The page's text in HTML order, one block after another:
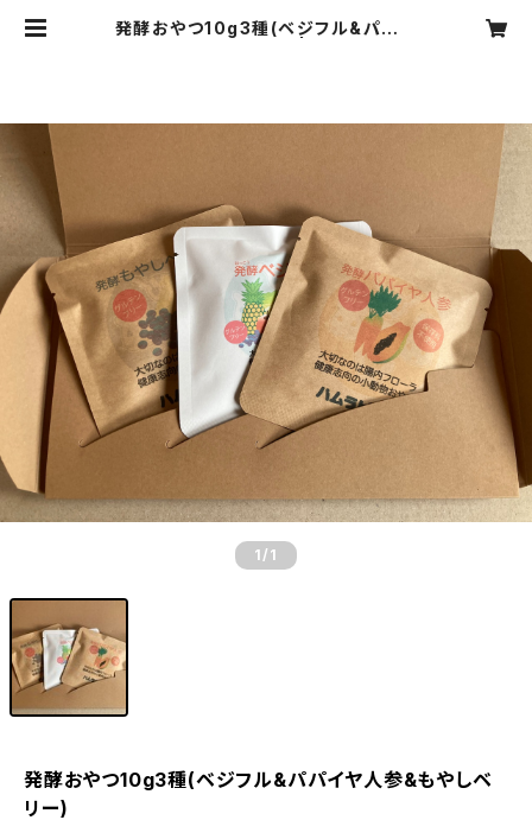
発酵おやつ10g3種(ベジフル&パパイ
1 /1
発酵おやつ10g3種(ベジフル&パパイヤ人参&もやしベ
リー)